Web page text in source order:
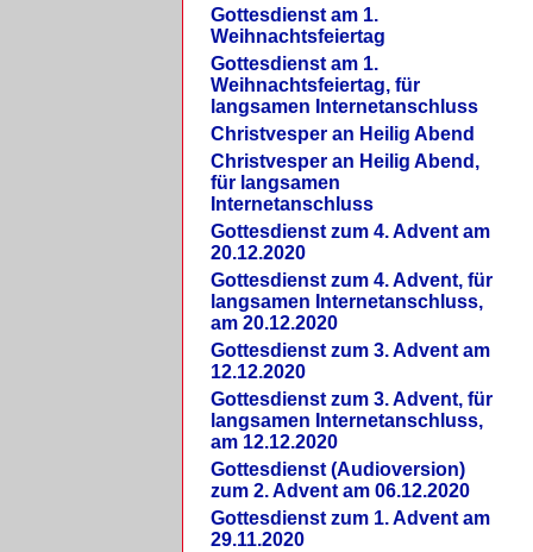
Gottesdienst am 1.
Weihnachtsfeiertag
Gottesdienst am 1.
Weihnachtsfeiertag, für
langsamen Internetanschluss
Christvesper an Heilig Abend
Christvesper an Heilig Abend,
für langsamen
Internetanschluss
Gottesdienst zum 4. Advent am
20.12.2020
Gottesdienst zum 4. Advent, für
langsamen Internetanschluss,
am 20.12.2020
Gottesdienst zum 3. Advent am
12.12.2020
Gottesdienst zum 3. Advent, für
langsamen Internetanschluss,
am 12.12.2020
Gottesdienst (Audioversion)
zum 2. Advent am 06.12.2020
Gottesdienst zum 1. Advent am
29.11.2020